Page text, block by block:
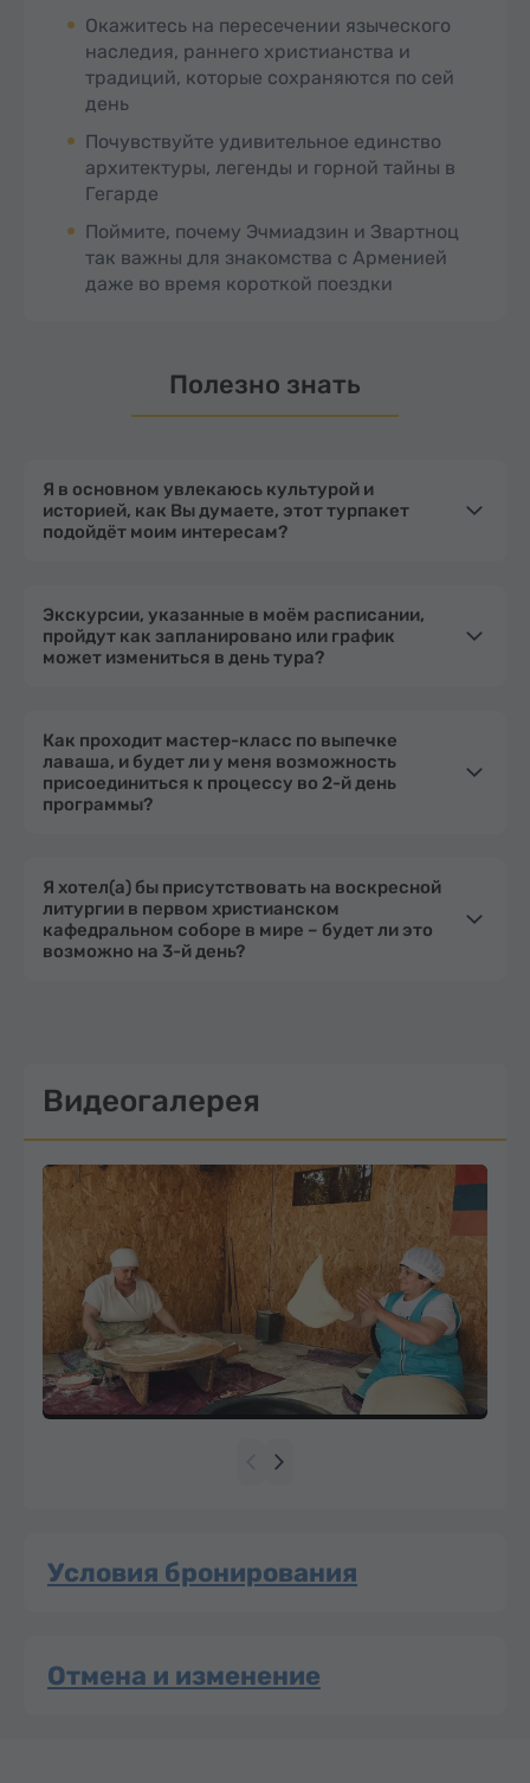
Окажитесь на пересечении языческого
наследия, раннего христианства и
традиций, которые сохраняются по сей
день
Почувствуйте удивительное единство
архитектуры, легенды и горной тайны в
Гегарде
Поймите, почему Эчмиадзин и Звартноц
так важны для знакомства с Арменией
даже во время короткой поездки
Полезно знать
Я в основном увлекаюсь культурой и
историей, как Вы думаете, этот турпакет
подойдёт моим интересам?
Экскурсии, указанные в моём расписании,
пройдут как запланировано или график
может измениться в день тура?
Как проходит мастер-класс по выпечке
лаваша, и будет ли у меня возможность
присоединиться к процессу во 2-й день
программы?
Я хотел(а) бы присутствовать на воскресной
литургии в первом христианском
кафедральном соборе в мире – будет ли это
возможно на 3-й день?
Видеогалерея
Условия бронирования
Отмена и изменение